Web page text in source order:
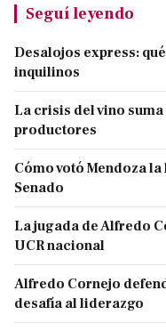
Seguí leyendo
Desalojos express:
inquilinos
La crisis del vino
productores
Cómo votó Mendoza
Senado
La jugada de Alfredo
UCR nacional
Alfredo Cornejo
desafía al liderazgo